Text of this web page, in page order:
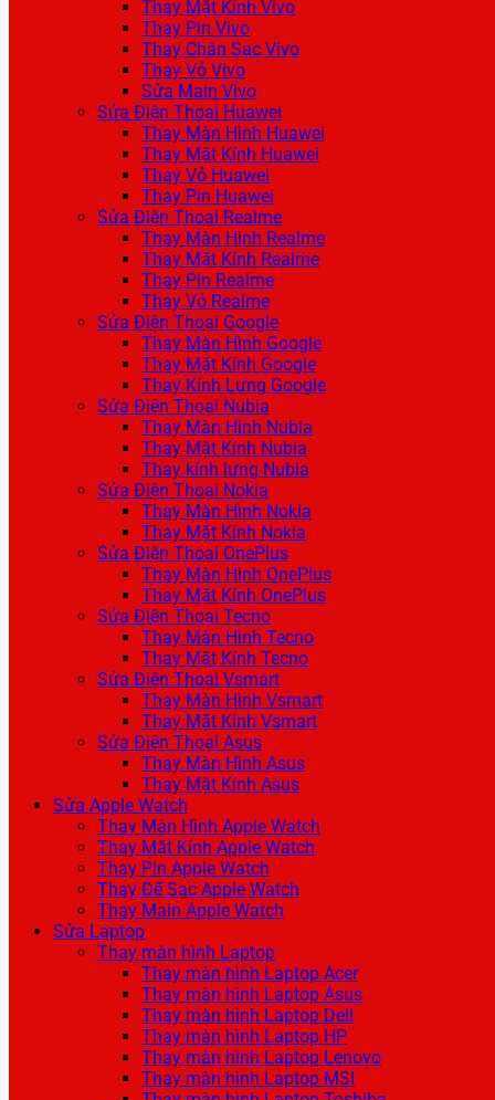
Thay Mặt Kính Vivo
Thay Pin Vivo
Thay Chân Sạc Vivo
Thay Vỏ Vivo
Sửa Main Vivo
Sửa Điện Thoại Huawei
Thay Màn Hình Huawei
Thay Mặt Kính Huawei
Thay Vỏ Huawei
Thay Pin Huawei
Sửa Điện Thoại Realme
Thay Màn Hình Realme
Thay Mặt Kính Realme
Thay Pin Realme
Thay Vỏ Realme
Sửa Điện Thoại Google
Thay Màn Hình Google
Thay Mặt Kính Google
Thay Kính Lưng Google
Sửa Điện Thoại Nubia
Thay Màn Hình Nubia
Thay Mặt Kính Nubia
Thay kính lưng Nubia
Sửa Điện Thoại Nokia
Thay Màn Hình Nokia
Thay Mặt Kính Nokia
Sửa Điện Thoại OnePlus
Thay Màn Hình OnePlus
Thay Mặt Kính OnePlus
Sửa Điện Thoại Tecno
Thay Màn Hình Tecno
Thay Mặt Kính Tecno
Sửa Điện Thoại Vsmart
Thay Màn Hình Vsmart
Thay Mặt Kính Vsmart
Sửa Điện Thoại Asus
Thay Màn Hình Asus
Thay Mặt Kính Asus
Sửa Apple Watch
Thay Màn Hình Apple Watch
Thay Mặt Kính Apple Watch
Thay Pin Apple Watch
Thay Đế Sạc Apple Watch
Thay Main Apple Watch
Sửa Laptop
Thay màn hình Laptop
Thay màn hình Laptop Acer
Thay màn hình Laptop Asus
Thay màn hình Laptop Dell
Thay màn hình Laptop HP
Thay màn hình Laptop Lenovo
Thay màn hình Laptop MSI